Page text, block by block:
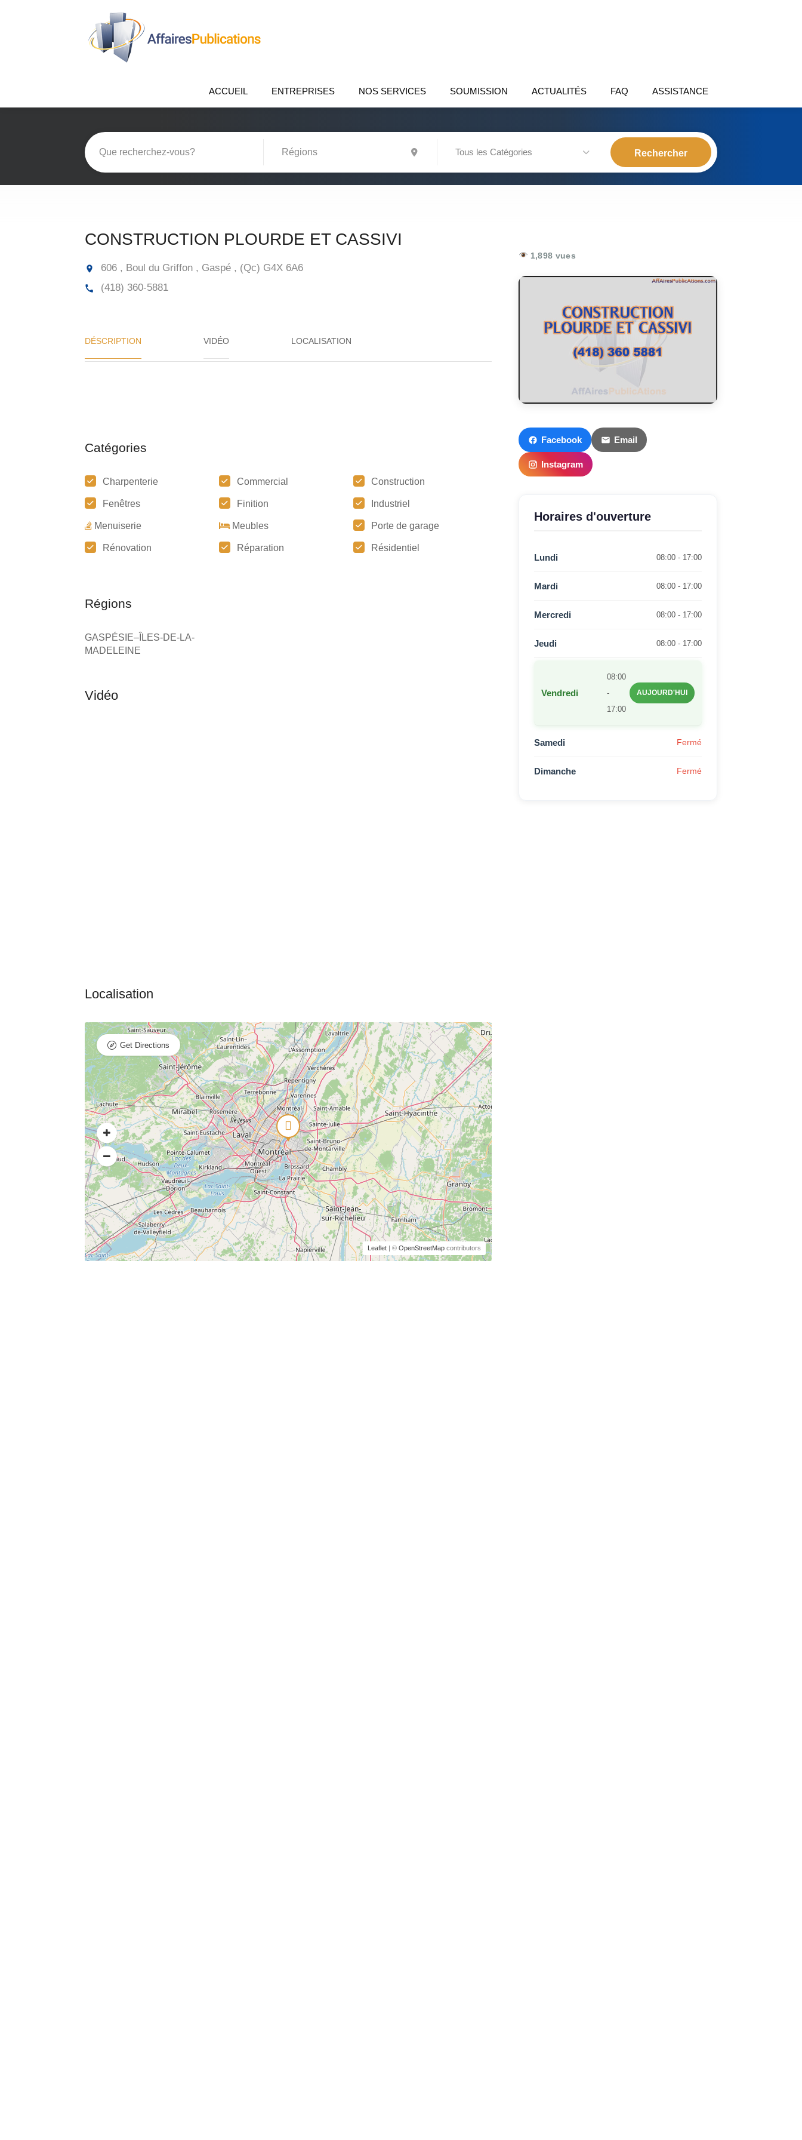
ACCUEIL ENTREPRISES NOS SERVICES SOUMISSION ACTUALITÉS FAQ ASSISTANCE
Tous les Catégories
CONSTRUCTION PLOURDE ET CASSIVI
606 , Boul du Griffon , Gaspé , (Qc) G4X 6A6
(418) 360-5881
DÉSCRIPTION VIDÉO
Catégories
Charpenterie Commercial Construction
Fenêtres Finition Industriel
Menuiserie Meubles Porte de garage
Rénovation Réparation Résidentiel
Régions
GASPÉSIE–ÎLES-DE-LA-
MADELEINE
Leaflet| © OpenStreetMapcontributors
Get Directions
1,898 vues
Facebook Email
Instagram
Horaires d'ouverture
Lundi 08:00 - 17:00
Mardi 08:00 - 17:00
Mercredi 08:00 - 17:00
Jeudi 08:00 - 17:00
Vendredi
08:00
-
17:00
AUJOURD'HUI
Samedi Fermé
Dimanche Fermé